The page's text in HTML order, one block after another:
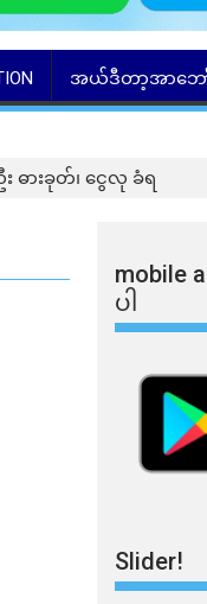
အယ်ဒီတာ့အာဘေ
ဓားခုတ်၊ ငွေလု ခံရ
mobile
ပါ
Slider!